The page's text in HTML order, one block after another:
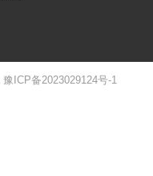
豫ICP备2023029124号-1